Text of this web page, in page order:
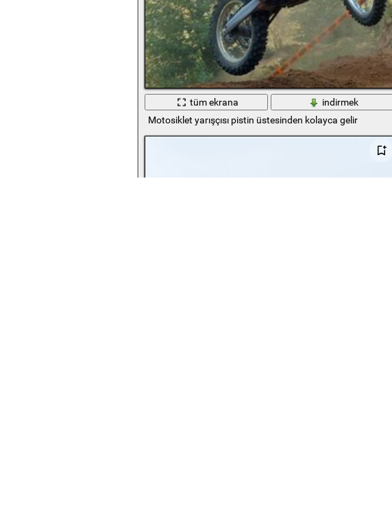
tüm ekrana
indirmek
Motosiklet yarışçısı pistin üstesinden kolayca gelir